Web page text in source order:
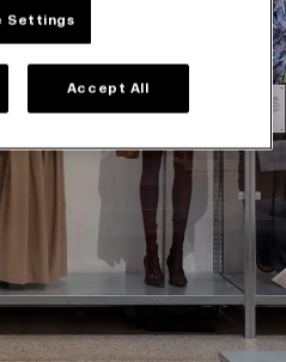
Settings
Accept All